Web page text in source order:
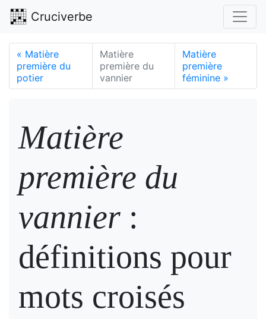
Cruciverbe
« Matière
première du
potier
Matière
première du
vannier
Matière
première
féminine »
Matière
première du
vannier :
définitions pour
mots croisés